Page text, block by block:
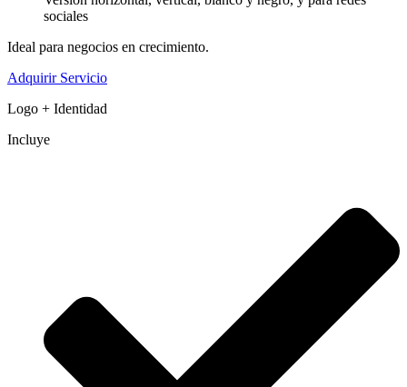
sociales
Ideal para negocios en crecimiento.
Adquirir Servicio
Logo + Identidad
Incluye